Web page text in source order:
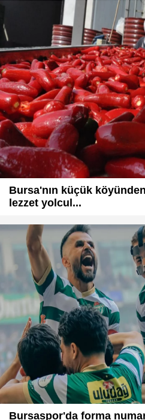
Bursa'nın küçük
lezzet yolcul...
Bursaspor'da forma